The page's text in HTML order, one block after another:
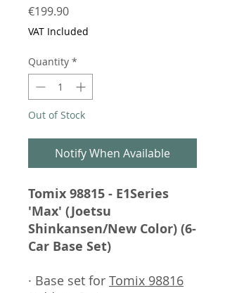
€199.90Price
VAT Included
Quantity *
Out of Stock
Notify When Available
Tomix 98815 - E1Series
'Max' (Joetsu
Shinkansen/New Color) (6-
Car Base Set)
· Base set for Tomix 98816